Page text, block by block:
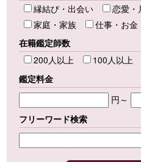
縁結び・出会い
恋愛・
家庭・家族
仕事・お金
在籍鑑定師数
200人以上
100人以上
鑑定料金
円～
フリーワード検索